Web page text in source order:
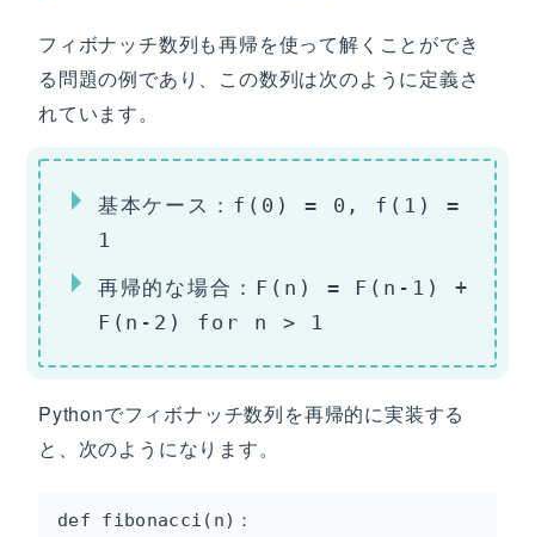
フィボナッチ数列も再帰を使って解くことができ
る問題の例であり、この数列は次のように定義さ
れています。
基本ケース： f(0) = 0, f(1) =
1
再帰的な場合： F(n) = F(n-1) +
F(n-2) for n > 1
Pythonでフィボナッチ数列を再帰的に実装する
と、次のようになります。
def fibonacci(n)：